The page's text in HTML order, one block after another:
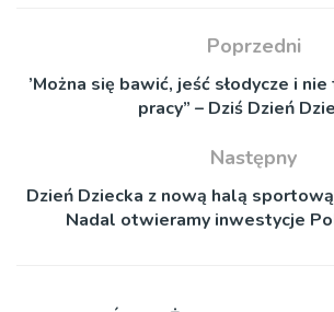
Poprzedni
’Można się bawić, jeść słodycze i
pracy” – Dziś Dzień
Następny
Dzień Dziecka z nową halą
Nadal otwieramy inwestycje